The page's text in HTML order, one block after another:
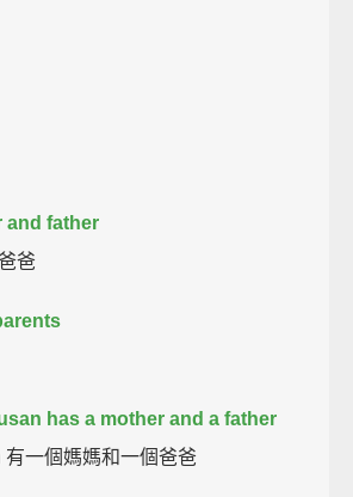
and father
爸
has a mother and a father
一個媽媽和一個爸爸